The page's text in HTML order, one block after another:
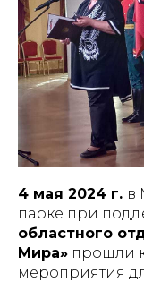
4 мая 2024 г. в
парке при
областного
Мира» прошли
мероприятия